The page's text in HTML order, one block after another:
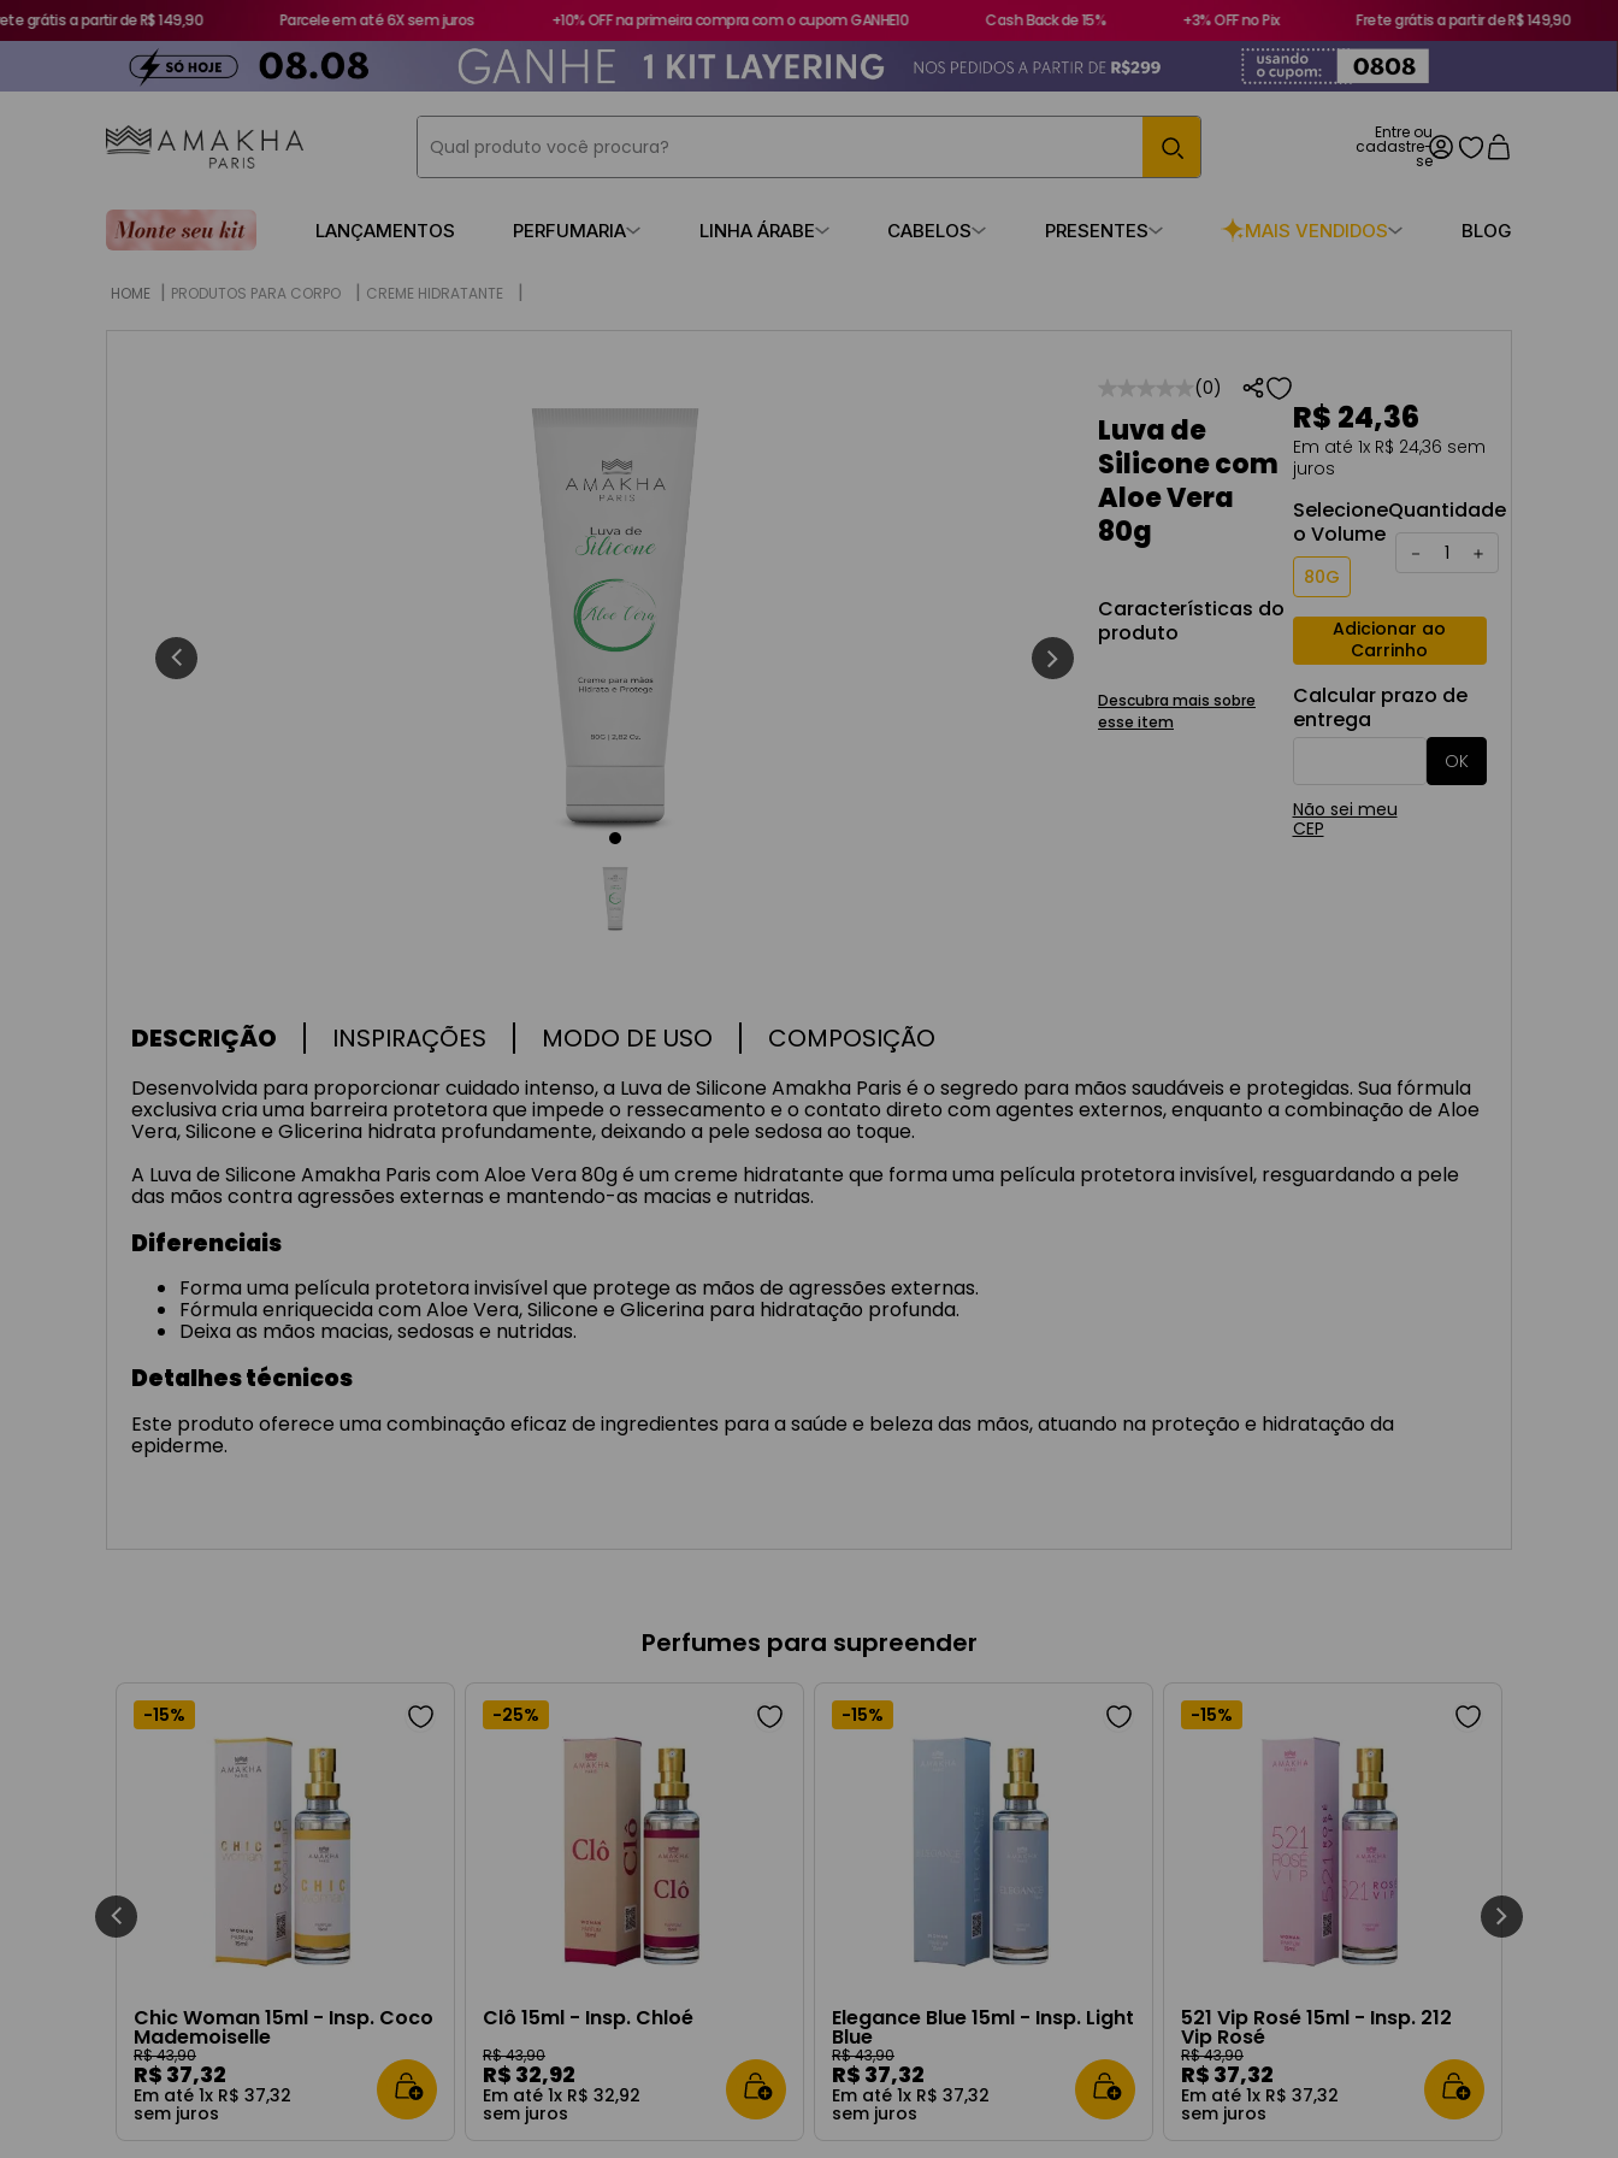
grátis a partir de R$ 149,90 Parcele em até 6X sem juros +10% OFF na primeira compra com o cupom GANHE10 Cash Back de 15% +3% OFF no Pix Frete grátis a partir de R$ 149,90
Qual produto você procura?
LANÇAMENTOS PERFUMARIA LINHA ÁRABE CABELOS PRESENTES MAIS VENDIDOS BLOG
PRODUTOS PARA CORPO CREME HIDRATANTE
☆
(0)
Luva de
Silicone com
Aloe Vera
80g
Características do
produto
Descubra mais sobre
esse item
R$ 24,36
Em até 1x R$ 24,36 sem
juros
Selecione
o Volume
80G
Quantidade
＋
－
Adicionar ao
Carrinho
Calcular prazo de
entrega
Não sei meu
CEP
DESCRIÇÃO INSPIRAÇÕES MODO DE USO COMPOSIÇÃO
Desenvolvida para proporcionar cuidado intenso, a Luva de Silicone Amakha Paris é o segredo para mãos saudáveis e protegidas. Sua fórmula
exclusiva cria uma barreira protetora que impede o ressecamento e o contato direto com agentes externos, enquanto a combinação de Aloe
Vera, Silicone e Glicerina hidrata profundamente, deixando a pele sedosa ao toque.
A Luva de Silicone Amakha Paris com Aloe Vera 80g é um creme hidratante que forma uma película protetora invisível, resguardando a pele
das mãos contra agressões externas e mantendo-as macias e nutridas.
Diferenciais
Forma uma película protetora invisível que protege as mãos de agressões externas.
Fórmula enriquecida com Aloe Vera, Silicone e Glicerina para hidratação profunda.
Deixa as mãos macias, sedosas e nutridas.
Detalhes técnicos
Este produto oferece uma combinação eficaz de ingredientes para a saúde e beleza das mãos, atuando na proteção e hidratação da
epiderme.
Perfumes para supreender
-15%
Chic Woman 15ml - Insp. Coco
Mademoiselle
R$43,90
R$ 37,32
Em até 1x R$ 37,32
sem juros
-25%
Clô 15ml - Insp. Chloé
R$43,90
R$ 32,92
Em até 1x R$ 32,92
sem juros
-15%
Elegance Blue 15ml - Insp. Light
Blue
R$43,90
R$ 37,32
Em até 1x R$ 37,32
sem juros
-15%
521 Vip Rosé 15ml - Insp. 212
Vip Rosé
R$43,90
R$ 37,32
Em até 1x R$ 37,32
sem juros
2º
521
perfume contratipo
escandalosa
chic woman